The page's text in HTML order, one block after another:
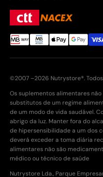
©2007 –2026 Nutrystore®.
Os suplementos alimentares
substitutos de um regime
de um modo de vida saudável.
abrigo da luz. Manter fora do
de hipersensibilidade a um dos
deverá exceder a toma diária
alimentares não são
médico ou técnico de saúde
Nutrystore Lda., Parque